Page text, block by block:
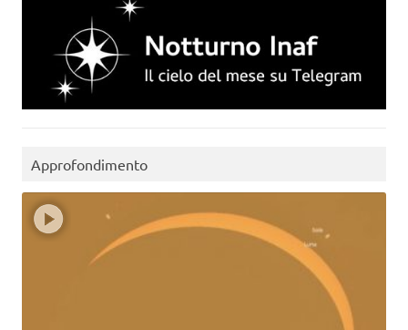
Approfondimento